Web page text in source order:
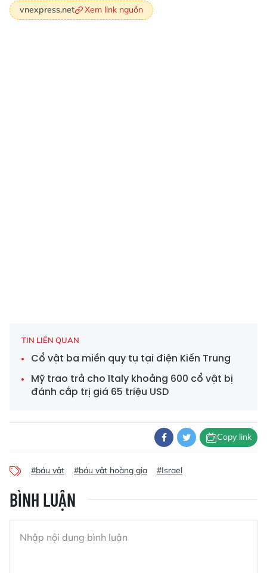
vnexpress.net Xem link nguồn
TIN LIÊN QUAN
Cổ vật ba miền quy tụ tại điện Kiến Trung
Mỹ trao trả cho Italy khoảng 600 cổ vật bị
đánh cắp trị giá 65 triệu USD
Copy link
#báu vật #báu vật hoàng gia #Israel
BÌNH LUẬN